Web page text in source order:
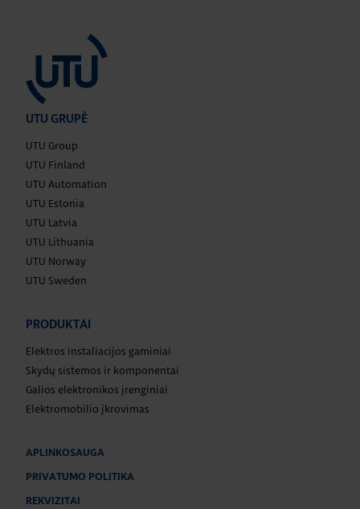
UTU GRUPĖ
UTU Group
UTU Finland
UTU Automation
UTU Estonia
UTU Latvia
UTU Lithuania
UTU Norway
UTU Sweden
PRODUKTAI
Elektros instaliacijos gaminiai
Skydų sistemos ir komponentai
Galios elektronikos įrenginiai
Elektromobilio įkrovimas
APLINKOSAUGA
PRIVATUMO POLITIKA
REKVIZITAI